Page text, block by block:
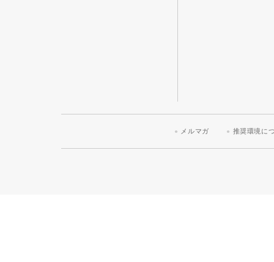
メルマガ 推奨環境に